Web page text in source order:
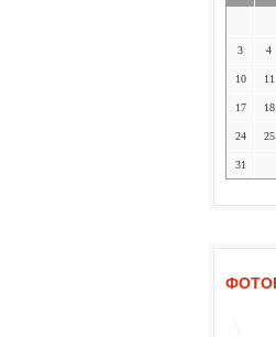
3 4
10 11
17 18
24 25
31